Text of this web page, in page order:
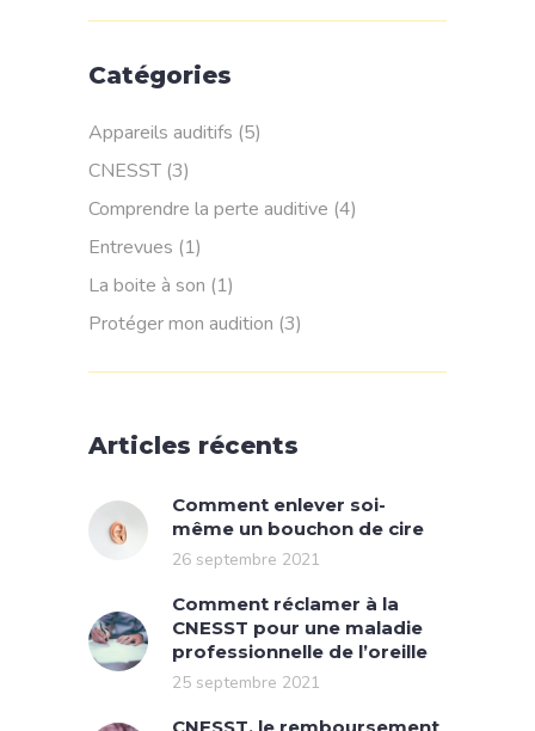
Catégories
Appareils auditifs (5)
CNESST (3)
Comprendre la perte auditive (4)
Entrevues (1)
La boite à son (1)
Protéger mon audition (3)
Articles récents
Comment enlever soi-
même un bouchon de cire
26 septembre 2021
Comment réclamer à la
CNESST pour une maladie
professionnelle de l’oreille
25 septembre 2021
CNESST, le remboursement